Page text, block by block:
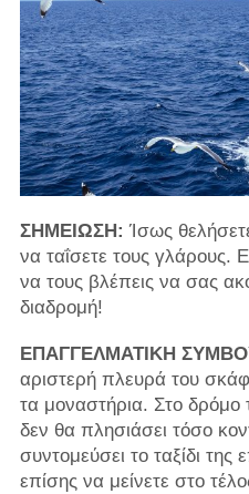
ΣΗΜΕΙΩΣΗ: Ίσως
να ταΐσετε τους γλάρους.
να τους βλέπεις να σας
διαδρομή!
ΕΠΑΓΓΕΛΜΑΤΙΚΗ
αριστερή πλευρά του
τα μοναστήρια. Στο δρόμο
δεν θα πλησιάσει τόσο
συντομεύσει το ταξίδι
επίσης να μείνετε στο